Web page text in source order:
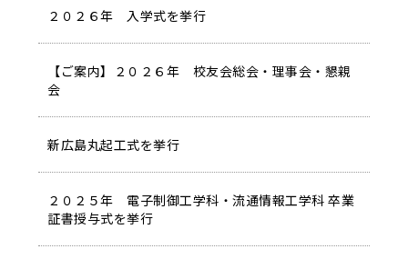
２０２６年 入学式を挙行
【ご案内】２０２６年 校友会総会・理事会・懇親
会
新広島丸起工式を挙行
２０２５年 電子制御工学科・流通情報工学科 卒業
証書授与式を挙行